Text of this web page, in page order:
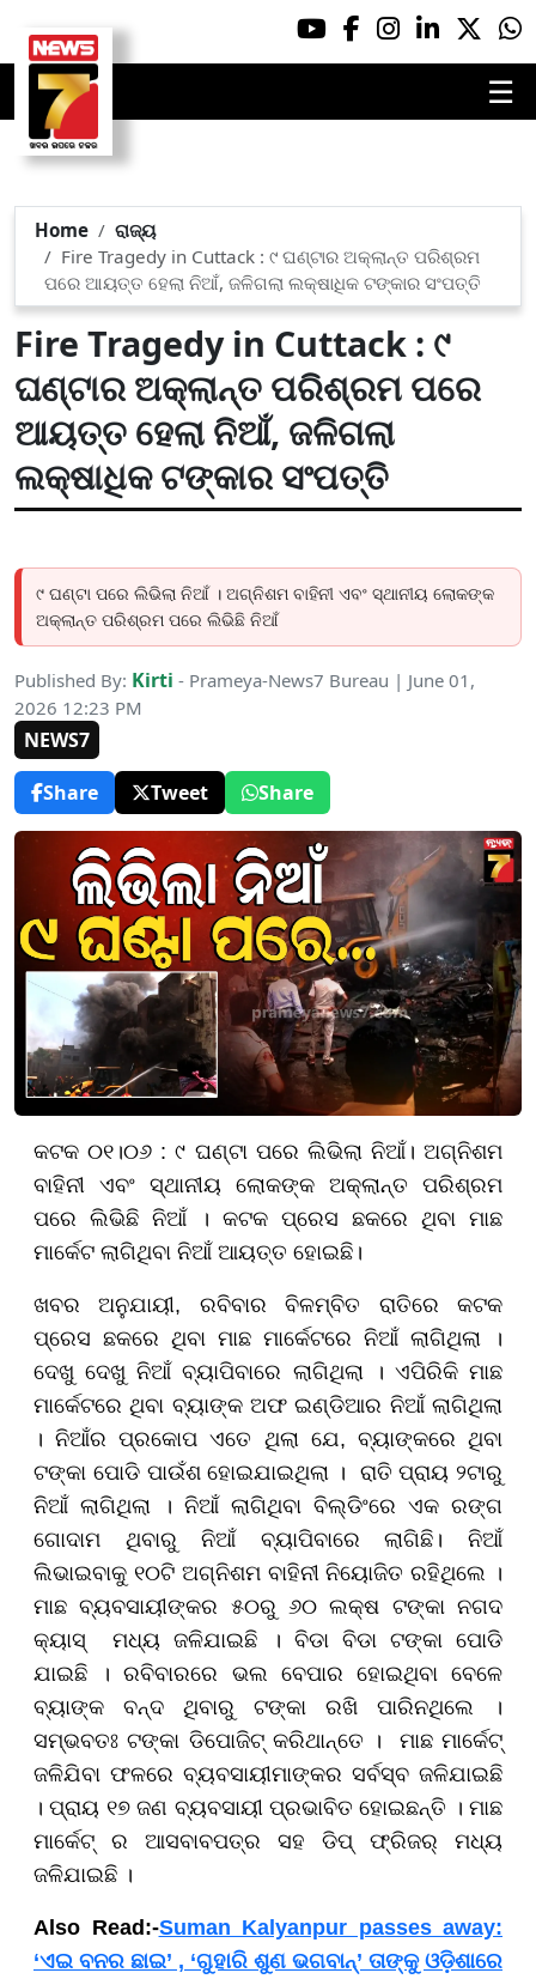
☰
Home
ରାଜ୍ୟ
Fire Tragedy in Cuttack : ୯ ଘଣ୍ଟାର ଅକ୍ଲାନ୍ତ ପରିଶ୍ରମ
ପରେ ଆୟତ୍ତ ହେଲା ନିଆଁ, ଜଳିଗଲା ଲକ୍ଷାଧିକ ଟଙ୍କାର ସଂପତ୍ତି
Fire Tragedy in Cuttack : ୯
ଘଣ୍ଟାର ଅକ୍ଲାନ୍ତ ପରିଶ୍ରମ ପରେ
ଆୟତ୍ତ ହେଲା ନିଆଁ, ଜଳିଗଲା
ଲକ୍ଷାଧିକ ଟଙ୍କାର ସଂପତ୍ତି
୯ ଘଣ୍ଟା ପରେ ଲିଭିଲା ନିଆଁ । ଅଗ୍ନିଶମ ବାହିନୀ ଏବଂ ସ୍ଥାନୀୟ ଲୋକଙ୍କ
ଅକ୍ଲାନ୍ତ ପରିଶ୍ରମ ପରେ ଲିଭିଛି ନିଆଁ
Published By: Kirti - Prameya-News7 Bureau | June 01,
2026 12:23 PM
NEWS7
Share
Tweet Share
କଟକ ୦୧।୦୬ : ୯ ଘଣ୍ଟା ପରେ ଲିଭିଲା ନିଆଁ। ଅଗ୍ନିଶମ
ବାହିନୀ ଏବଂ ସ୍ଥାନୀୟ ଲୋକଙ୍କ ଅକ୍ଲାନ୍ତ ପରିଶ୍ରମ
ପରେ ଲିଭିଛି ନିଆଁ । କଟକ ପ୍ରେସ ଛକରେ ଥିବା ମାଛ
ମାର୍କେଟ ଲାଗିଥିବା ନିଆଁ ଆୟତ୍ତ ହୋଇଛି।
ଖବର ଅନୁଯାୟୀ, ରବିବାର ବିଳମ୍ବିତ ରାତିରେ କଟକ
ପ୍ରେସ ଛକରେ ଥିବା ମାଛ ମାର୍କେଟରେ ନିଆଁ ଲାଗିଥିଲା ।
ଦେଖୁ ଦେଖୁ ନିଆଁ ବ୍ୟାପିବାରେ ଲାଗିଥିଲା । ଏପିରିକି ମାଛ
ମାର୍କେଟରେ ଥିବା ବ୍ୟାଙ୍କ ଅଫ ଇଣ୍ଡିଆର ନିଆଁ ଲାଗିଥିଲା
। ନିଆଁର ପ୍ରକୋପ ଏତେ ଥିଲା ଯେ, ବ୍ୟାଙ୍କରେ ଥିବା
ଟଙ୍କା ପୋଡି ପାଉଁଶ ହୋଇଯାଇଥିଲା । ରାତି ପ୍ରାୟ ୨ଟାରୁ
ନିଆଁ ଲାଗିଥିଲା । ନିଆଁ ଲାଗିଥିବା ବିଲ୍ଡିଂରେ ଏକ ରଙ୍ଗ
ଗୋଦାମ ଥିବାରୁ ନିଆଁ ବ୍ୟାପିବାରେ ଲାଗିଛି। ନିଆଁ
ଲିଭାଇବାକୁ ୧୦ଟି ଅଗ୍ନିଶମ ବାହିନୀ ନିୟୋଜିତ ରହିଥିଲେ ।
ମାଛ ବ୍ୟବସାୟୀଙ୍କର ୫୦ରୁ ୬୦ ଲକ୍ଷ ଟଙ୍କା ନଗଦ
କ୍ୟାସ୍ ମଧ୍ୟ ଜଳିଯାଇଛି । ବିଡା ବିଡା ଟଙ୍କା ପୋଡି
ଯାଇଛି । ରବିବାରରେ ଭଲ ବେପାର ହୋଇଥିବା ବେଳେ
ବ୍ୟାଙ୍କ ବନ୍ଦ ଥିବାରୁ ଟଙ୍କା ରଖି ପାରିନଥିଲେ ।
ସମ୍ଭବତଃ ଟଙ୍କା ଡିପୋଜିଟ୍ କରିଥାନ୍ତେ । ମାଛ ମାର୍କେଟ୍
ଜଳିଯିବା ଫଳରେ ବ୍ୟବସାୟୀମାଙ୍କର ସର୍ବସ୍ବ ଜଳିଯାଇଛି
। ପ୍ରାୟ ୧୭ ଜଣ ବ୍ୟବସାୟୀ ପ୍ରଭାବିତ ହୋଇଛନ୍ତି । ମାଛ
ମାର୍କେଟ୍ ର ଆସବାବପତ୍ର ସହ ଡିପ୍ ଫ୍ରିଜର୍ ମଧ୍ୟ
ଜଳିଯାଇଛି ।
Also Read:-Suman Kalyanpur passes away:
‘ଏଇ ବନର ଛାଇ’ , ‘ଗୁହାରି ଶୁଣ ଭଗବାନ୍’ ତାଙ୍କୁ ଓଡ଼ିଶାରେ